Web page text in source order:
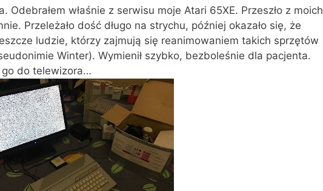
Odebrałem właśnie z serwisu moje Atari 65XE. Przeszło z moich
Przeleżało dość długo na strychu, później okazało się, że
ludzie, którzy zajmują się reanimowaniem takich sprzętów
Winter). Wymienił szybko, bezboleśnie dla pacjenta.
go do telewizora…